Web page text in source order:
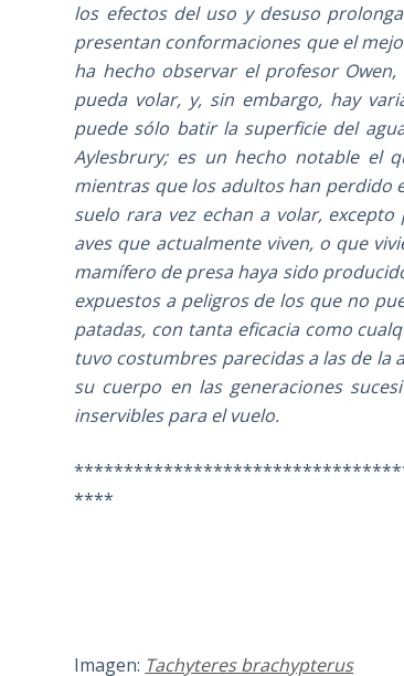
los efectos del uso y desuso
presentan conformaciones que el
ha hecho observar el profesor
pueda volar, y, sin embargo, hay
puede sólo batir la superficie del
Aylesbrury; es un hecho notable el
mientras que los adultos han perdido
suelo rara vez echan a volar,
aves que actualmente viven, o que
mamífero de presa haya sido
expuestos a peligros de los que no
patadas, con tanta eficacia como
tuvo costumbres parecidas a las de la
su cuerpo en las generaciones
inservibles para el vuelo.
****
Imagen: Tachyteres brachypterus